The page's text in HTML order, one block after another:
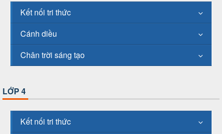
Kết nối tri thức
Cánh diều
Chân trời sáng tạo
LỚP 4
Kết nối tri thức